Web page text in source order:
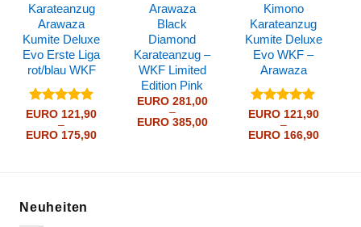
Karateanzug
Arawaza
Kumite Deluxe
Evo Erste Liga
rot/blau WKF
Bewertet
von
5
EURO 121,90
–
EURO 175,90Preisspanne:
Arawaza
Black
Diamond
Karateanzug –
WKF Limited
Edition Pink
EURO281,00
–
EURO385,00Preisspanne:
EURO 281,00
Kimono
Karateanzug
Kumite Deluxe
Evo WKF –
Arawaza
Bewertet
von
5
EURO121,90
–
EURO166,90
Neuheiten